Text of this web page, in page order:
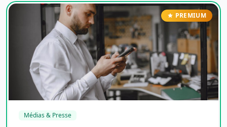
PREMIUM
Médias & Presse